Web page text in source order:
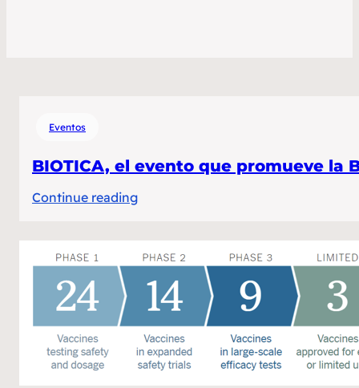
Eventos
BIOTICA, el evento que promueve la
Continue reading:
el
evento
que
promueve
la
Biotecnología
en